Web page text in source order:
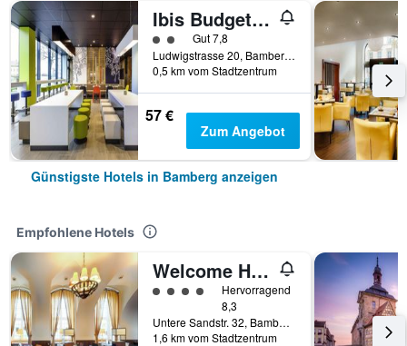
Ibis Budget Bamberg
Bewertungskategorie 2
Gut 7,8
Ludwigstrasse 20, Bamberg, Bayern, Deutschland
0,5 km vom Stadtzentrum
57 €
Zum Angebot
Günstigste Hotels in Bamberg anzeigen
Empfohlene Hotels
Welcome Hotel Residenzschloss Bamberg
Bewertungskategorie 4
Hervorragend
8,3
Untere Sandstr. 32, Bamberg, Bayern, Deutschland
1,6 km vom Stadtzentrum